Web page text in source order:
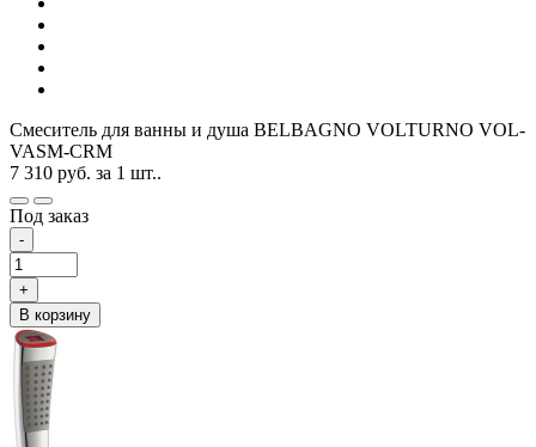
Смеситель для ванны и душа BELBAGNO VOLTURNO VOL-
VASM-CRM
7 310 руб. за 1 шт..
Под заказ
-
+
В корзину